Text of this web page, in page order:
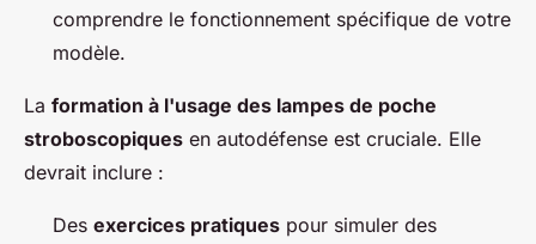
comprendre le fonctionnement spécifique de votre
modèle.
La formation à l'usage des lampes de poche
stroboscopiques en autodéfense est cruciale. Elle
devrait inclure :
Des exercices pratiques pour simuler des